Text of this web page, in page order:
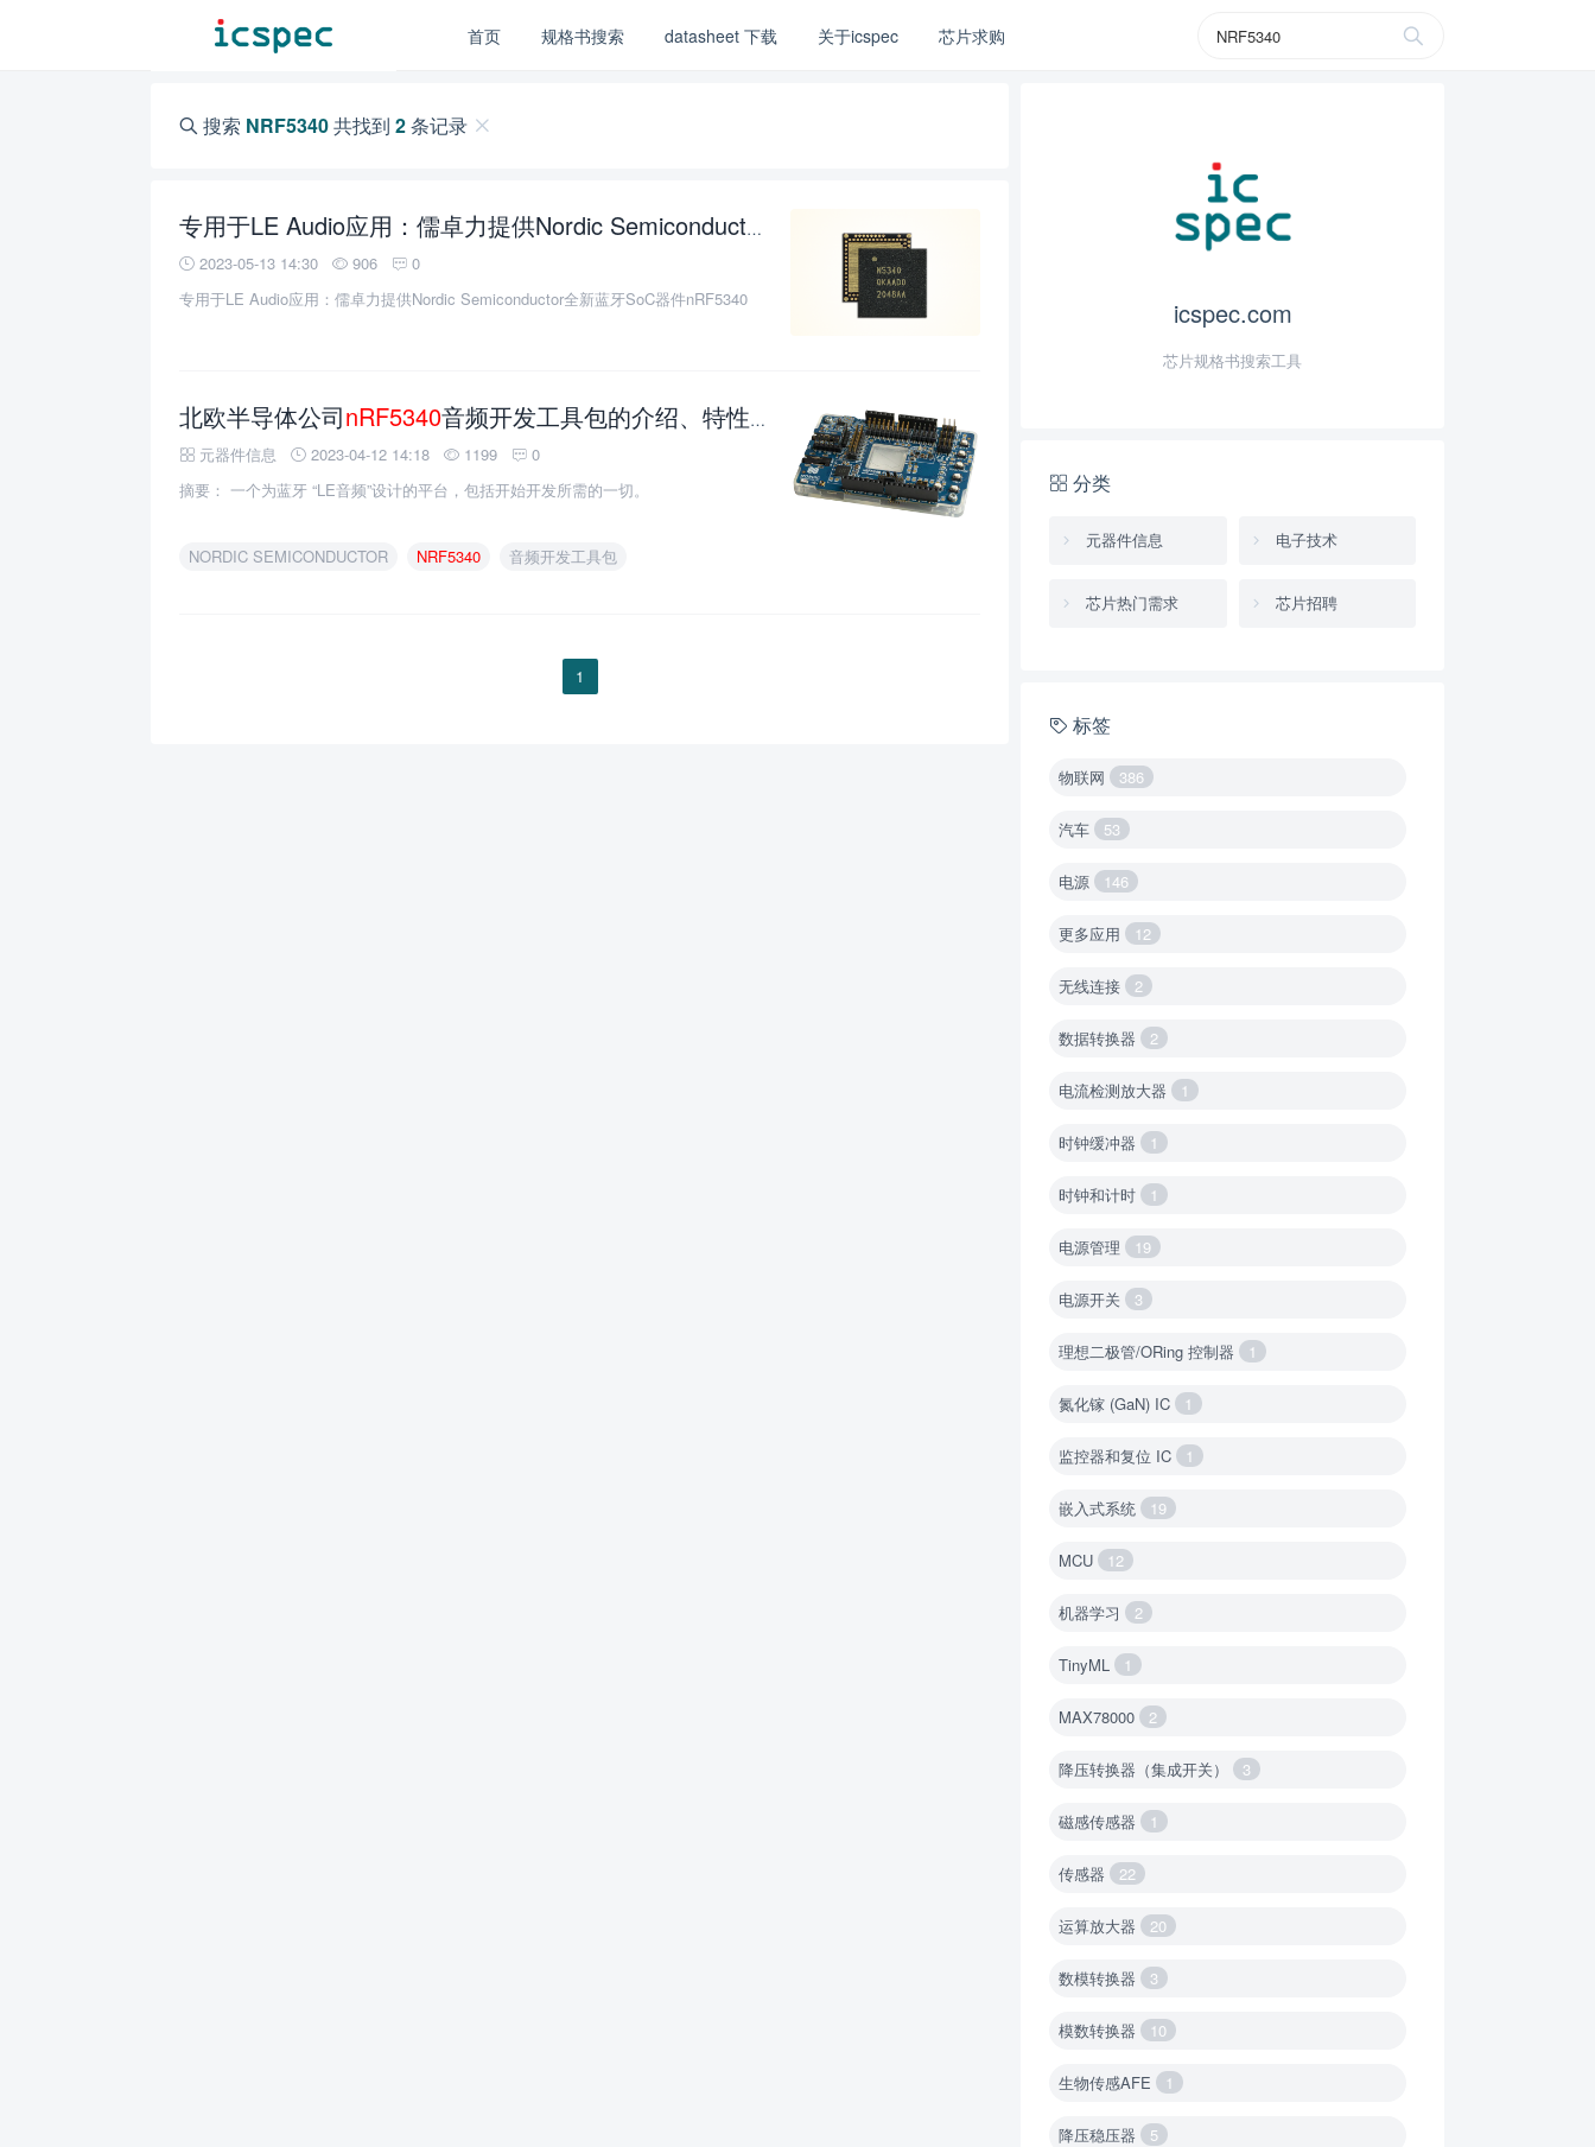
首页 规格书搜索 datasheet 下载 关于icspec 芯片求购
搜索 NRF5340共找到 2条记录
专用于LE Audio应用：儒卓力提供Nordic Semiconductor全新蓝牙SoC器件
2023-05-13 14:30 906
0
专用于LE Audio应用：儒卓力提供Nordic Semiconductor全新蓝牙SoC器件nRF5340
北欧半导体公司nRF5340音频开发工具包的介绍、特性、及应用
元器件信息 2023-04-12 14:18 1199
0
摘要： 一个为蓝牙 “LE音频”设计的平台，包括开始开发所需的一切。
NORDIC SEMICONDUCTOR NRF5340 音频开发工具包
1
icspec.com
芯片规格书搜索工具
分类
元器件信息 电子技术
芯片热门需求 芯片招聘
标签
物联网 386
汽车 53
电源 146
更多应用 12
无线连接 2
数据转换器 2
电流检测放大器 1
时钟缓冲器 1
时钟和计时 1
电源管理 19
电源开关 3
理想二极管/ORing 控制器 1
氮化镓 (GaN) IC 1
监控器和复位 IC 1
嵌入式系统 19
MCU 12
机器学习 2
TinyML 1
MAX78000 2
降压转换器（集成开关） 3
磁感传感器 1
传感器 22
运算放大器 20
数模转换器 3
模数转换器 10
生物传感AFE 1
降压稳压器 5